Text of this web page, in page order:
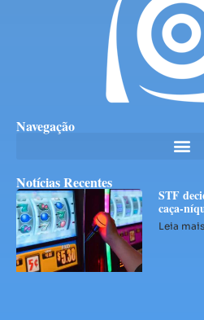
Navegação
Notícias Recentes
STF
caça-
Leia mais